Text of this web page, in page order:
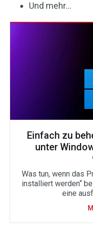
Und mehr…
Einfach zu
unter
Was tun, wenn das
installiert werden“
eine